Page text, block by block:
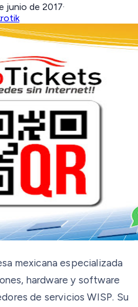
junio de 2017·
mexicana especializada
hardware y software
de servicios WISP. Su